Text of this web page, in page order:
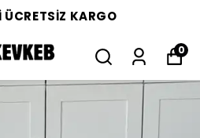
ÜCRETSİZ KARGO
0